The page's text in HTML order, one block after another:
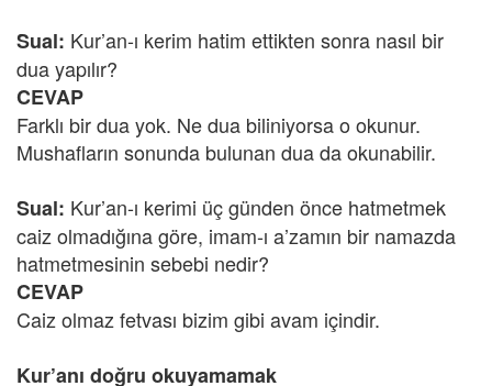
Sual: Kur’an-ı kerim hatim ettikten sonra nasıl bir
dua yapılır?
CEVAP
Farklı bir dua yok. Ne dua biliniyorsa o okunur.
Mushafların sonunda bulunan dua da okunabilir.
Sual: Kur’an-ı kerimi üç günden önce hatmetmek
caiz olmadığına göre, imam-ı a’zamın bir namazda
hatmetmesinin sebebi nedir?
CEVAP
Caiz olmaz fetvası bizim gibi avam içindir.
Kur’anı doğru okuyamamak